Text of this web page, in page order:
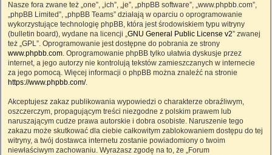
Nasze fora zwane też „one”, „ich”, „je”, „phpBB software”, „www.phpbb.com”,
„phpBB Limited”, „phpBB Teams” działają w oparciu o oprogramowanie
wykorzystujące technologię phpBB, która jest środowiskiem typu witryny
(bulletin board), wydane na licencji „GNU General Public License v2” zwanej
też „GPL”. Oprogramowanie jest dostępne do pobrania ze strony
www.phpbb.com. Oprogramowanie phpBB tylko ułatwia dyskusje przez
internet, a jego autorzy nie kontrolują tekstów zamieszczanych w internecie
za jego pomocą. Więcej informacji o phpBB można znaleźć na stronie
https://www.phpbb.com/.
Akceptujesz zakaz publikowania wypowiedzi o charakterze obraźliwym,
oszczerczym, propagującym treści niezgodne z polskim prawem lub
naruszającym cudze prawa autorskie i dobra osobiste. Naruszenie tego
zakazu może skutkować dla ciebie całkowitym zablokowaniem dostępu do tej
witryny, a twój dostawca internetu zostanie powiadomiony o twoim
niewłaściwym zachowaniu. Wyrażasz zgodę na to, że „Forum